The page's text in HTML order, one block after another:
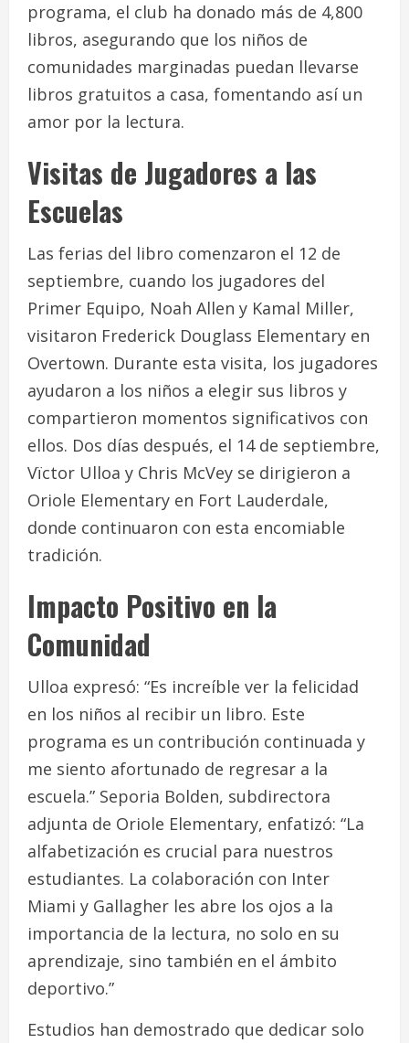
programa, el club ha donado más de 4,800
libros, asegurando que los niños de
comunidades marginadas puedan llevarse
libros gratuitos a casa, fomentando así un
amor por la lectura.
Visitas de Jugadores a las
Escuelas
Las ferias del libro comenzaron el 12 de
septiembre, cuando los jugadores del
Primer Equipo, Noah Allen y Kamal Miller,
visitaron Frederick Douglass Elementary en
Overtown. Durante esta visita, los jugadores
ayudaron a los niños a elegir sus libros y
compartieron momentos significativos con
ellos. Dos días después, el 14 de septiembre,
Vïctor Ulloa y Chris McVey se dirigieron a
Oriole Elementary en Fort Lauderdale,
donde continuaron con esta encomiable
tradición.
Impacto Positivo en la
Comunidad
Ulloa expresó: “Es increíble ver la felicidad
en los niños al recibir un libro. Este
programa es un contribución continuada y
me siento afortunado de regresar a la
escuela.” Seporia Bolden, subdirectora
adjunta de Oriole Elementary, enfatizó: “La
alfabetización es crucial para nuestros
estudiantes. La colaboración con Inter
Miami y Gallagher les abre los ojos a la
importancia de la lectura, no solo en su
aprendizaje, sino también en el ámbito
deportivo.”
Estudios han demostrado que dedicar solo